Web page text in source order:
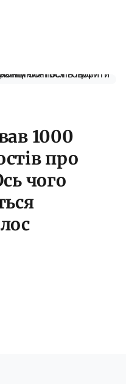
1000
про
чого